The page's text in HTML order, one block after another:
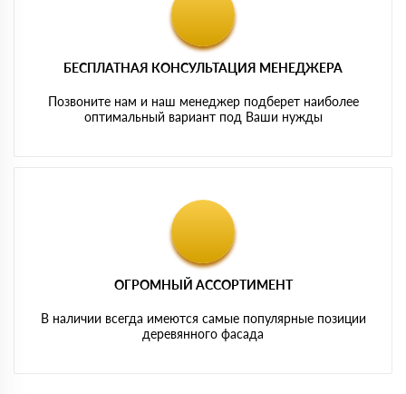
БЕСПЛАТНАЯ КОНСУЛЬТАЦИЯ МЕНЕДЖЕРА
Позвоните нам и наш менеджер подберет наиболее
оптимальный вариант под Ваши нужды
ОГРОМНЫЙ АССОРТИМЕНТ
В наличии всегда имеются самые популярные позиции
деревянного фасада